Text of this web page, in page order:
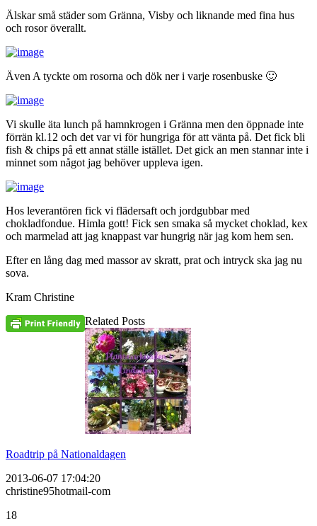
Älskar små städer som Gränna, Visby och liknande med fina hus
och rosor överallt.
Även A tyckte om rosorna och dök ner i varje rosenbuske 🙂
Vi skulle äta lunch på hamnkrogen i Gränna men den öppnade inte
förrän kl.12 och det var vi för hungriga för att vänta på. Det fick bli
fish & chips på ett annat ställe istället. Det gick an men stannar inte i
minnet som något jag behöver uppleva igen.
Hos leverantören fick vi flädersaft och jordgubbar med
chokladfondue. Himla gott! Fick sen smaka så mycket choklad, kex
och marmelad att jag knappast var hungrig när jag kom hem sen.
Efter en lång dag med massor av skratt, prat och intryck ska jag nu
sova.
Kram Christine
Related Posts
Roadtrip på Nationaldagen
2013-06-07 17:04:20
christine95hotmail-com
18